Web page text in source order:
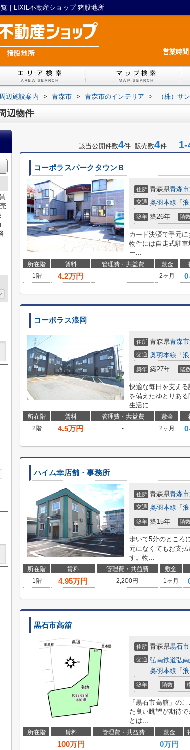
｜LIXIL不動産ショップ 猪股地所
営業時
周辺施設案内 > 青森市 > 青森市のインテリア > （株）サ
辺物件
該当公開件数4件 販売数4件 1-
コーポラスパークタウンＢ
住所 青森県青森市
交通 奥羽本線 「
築年 築26年 階
カード決済で手元
物件には自走式駐
ー...
所在階 賃料 管理費・共益費 敷金
1階
4.2万円 - 2ヶ月 0
コーポラス浪岡
住所 青森県青森市
交通 奥羽本線 「
築年 築27年 階
快適な毎日を支え
を備えたゆとりあ
生活に...
所在階 賃料 管理費・共益費 敷金
2階
4.5万円 - 2ヶ月 0
ハイム幸店舗・事務所
住所 青森県青森市
交通 奥羽本線 「
築年 築15年 階
歩いて5分のところ
元になくてもお支
す。物...
所在階 賃料 管理費・共益費 敷金
1階
4.95万円 2,200円 1ヶ月
黒石市高舘
住所 青森県黒石市
交通 弘南鉄道弘
奥羽本線 「
築年 - 階数 -
「黒石市高舘」の
た良い眺望が期待
とは...
所在階 賃料 管理費・共益費 敷金
-
100万円 - 0万円